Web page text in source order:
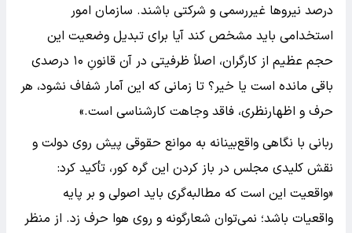
درصد نیروها غیررسمی و شرکتی باشند. سازمان امور
استخدامی باید مشخص کند آیا برای تبدیل وضعیت این
حجم عظیم از کارگران، اصلاً ظرفیتی در آن قانونِ ۱۰ درصدی
باقی مانده است یا خیر؟ تا زمانی که این آمار شفاف نشود، هر
حرف و اظهارنظری، فاقد وجاهت کارشناسی است.»
ربانی با نگاهی واقع‌بینانه به موانع حقوقی پیش روی دولت و
نقش کلیدی مجلس در باز کردن این گره کور، تأکید کرد:
«واقعیت این است که مطالبه‌گری باید اصولی و بر پایه
واقعیات باشد؛ نمی‌توان شعارگونه و روی هوا حرف زد. از منظر